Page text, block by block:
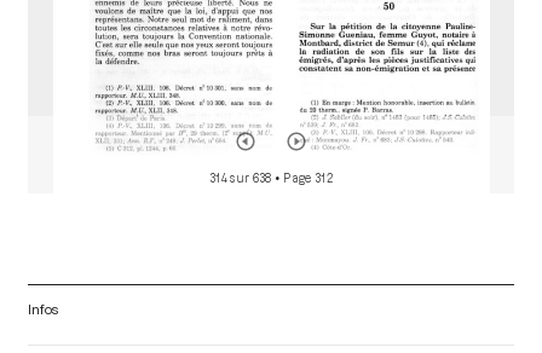
314 sur 638 • Page 312
Infos